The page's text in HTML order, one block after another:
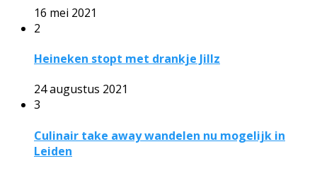
16 mei 2021
2
Heineken stopt met drankje Jillz
24 augustus 2021
3
Culinair take away wandelen nu mogelijk in
Leiden